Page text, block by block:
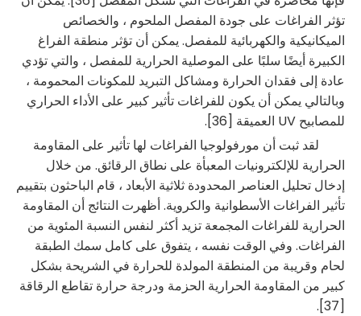
تؤثر الفراغات على جودة المفصل الملحوم ، والخصائص
الميكانيكية والكهربائية للمفصل. يمكن أن تؤثر منطقة الفراغ
الكبيرة أيضًا سلبًا على الموصلية الحرارية للمفصل ، والتي تؤدي
عادة إلى فقدان الحرارة ومشاكل التبريد للمكونات المحمومة ،
وبالتالي يمكن أن يكون للفراغات تأثير كبير على الأداء الحراري
للمصابيح UV العميقة [36].
لقد ثبت أن مورفولوجيا الفراغات لها تأثير على المقاومة
الحرارية للإلكترونيات المعبأة على نطاق الرقائق. من خلال
إدخال تحليل العناصر المحدودة ثلاثية الأبعاد ، قام الباحثون بتقييم
تأثير الفراغات الأسطوانية والكروية. أظهرت النتائج أن المقاومة
الحرارية للفراغات المجمعة تزيد أكثر لنفس النسبة المئوية من
الفراغات. وفي الوقت نفسه ، يتفوق على كامل سمك الطبقة
لحام وقريبة من المنطقة المولدة للحرارة في الشريحة بشكل
كبير من المقاومة الحرارية الحزمة ودرجة حرارة تقاطع الرقاقة
[37].